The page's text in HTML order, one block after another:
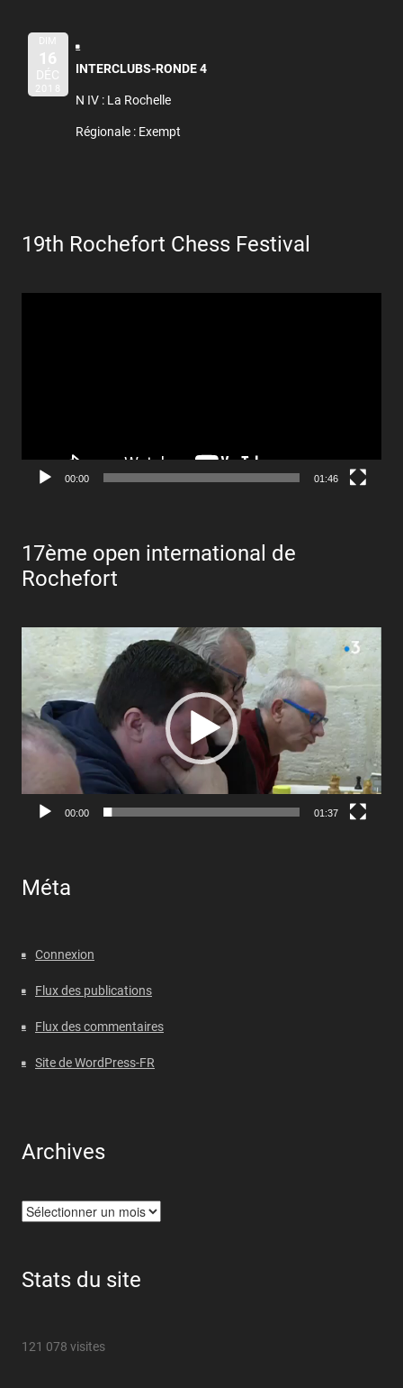
DIM
16
DÉC
2018
INTERCLUBS-RONDE 4
N IV : La Rochelle
Régionale : Exempt
19th Rochefort Chess Festival
00:00 01:46
17ème open international de
Rochefort
Lecteur
vidéo
00:00 01:37
Méta
Connexion
Flux des publications
Flux des commentaires
Site de WordPress-FR
Archives
Archives
Stats du site
121 078 visites